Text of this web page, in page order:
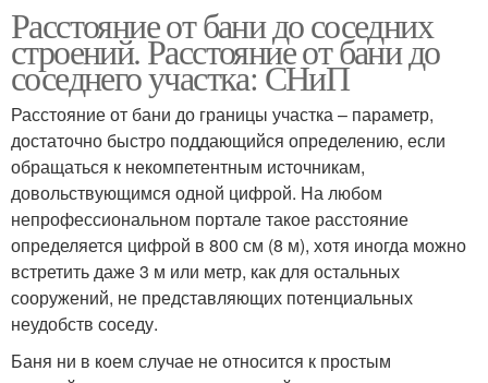
Расстояние от бани до соседних
строений. Расстояние от бани до
соседнего участка: СНиП
Расстояние от бани до границы участка – параметр,
достаточно быстро поддающийся определению, если
обращаться к некомпетентным источникам,
довольствующимся одной цифрой. На любом
непрофессиональном портале такое расстояние
определяется цифрой в 800 см (8 м), хотя иногда можно
встретить даже 3 м или метр, как для остальных
сооружений, не представляющих потенциальных
неудобств соседу.
Баня ни в коем случае не относится к простым